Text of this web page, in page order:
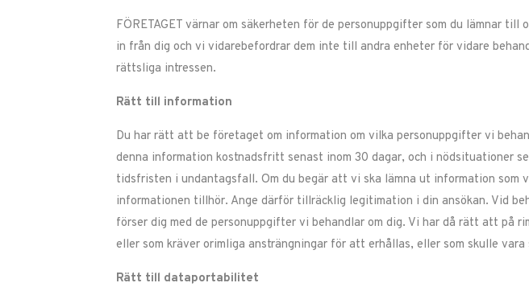
FÖRETAGET värnar om säkerheten för de personuppgifter som du lämnar
in från dig och vi vidarebefordrar dem inte till andra enheter för vidare
rättsliga intressen.
Rätt till information
Du har rätt att be företaget om information om vilka personuppgifter vi
denna information kostnadsfritt senast inom 30 dagar, och i nödsituationer
tidsfristen i undantagsfall. Om du begär att vi ska lämna ut information som
informationen tillhör. Ange därför tillräcklig legitimation i din ansökan. Vid
förser dig med de personuppgifter vi behandlar om dig. Vi har då rätt att på
eller som kräver orimliga ansträngningar för att erhållas, eller som skulle
Rätt till dataportabilitet